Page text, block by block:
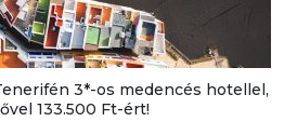
3*-os medencés hotellel,
133.500 Ft-ért!